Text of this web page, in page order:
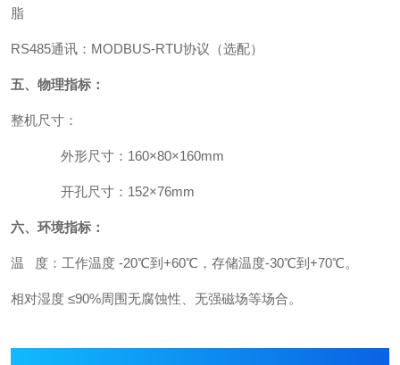
脂
RS485通讯：MODBUS-RTU协议（选配）
五、物理指标：
整机尺寸：
外形尺寸：160×80×160mm
开孔尺寸：152×76mm
六、环境指标：
温 度：工作温度 -20℃到+60℃，存储温度-30℃到+70℃。
相对湿度 ≤90%周围无腐蚀性、无强磁场等场合。